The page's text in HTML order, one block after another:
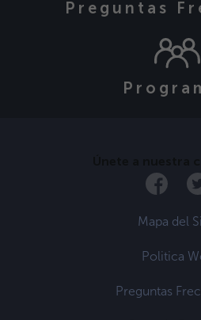
Preguntas
Mapa del
Politica
Preguntas